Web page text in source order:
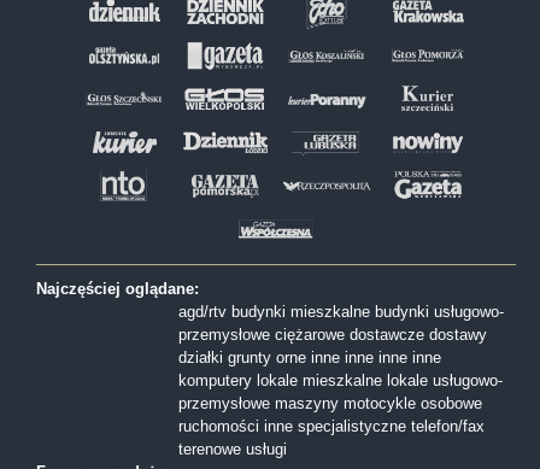
Najczęściej oglądane:
agd/rtv budynki mieszkalne budynki usługowo-
przemysłowe ciężarowe dostawcze dostawy
działki grunty orne inne inne inne inne
komputery lokale mieszkalne lokale usługowo-
przemysłowe maszyny motocykle osobowe
ruchomości inne specjalistyczne telefon/fax
terenowe usługi